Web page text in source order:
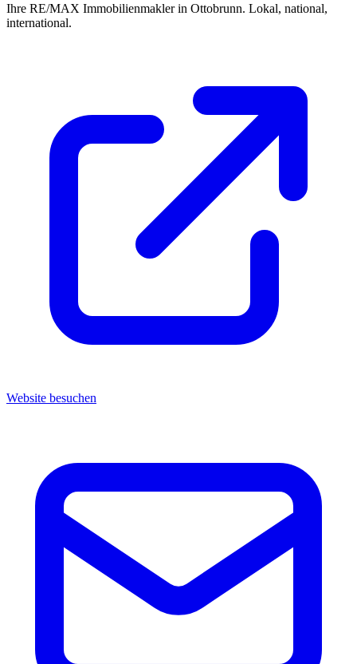
Ihre RE/MAX Immobilienmakler in Ottobrunn. Lokal, national,
international.
Website besuchen